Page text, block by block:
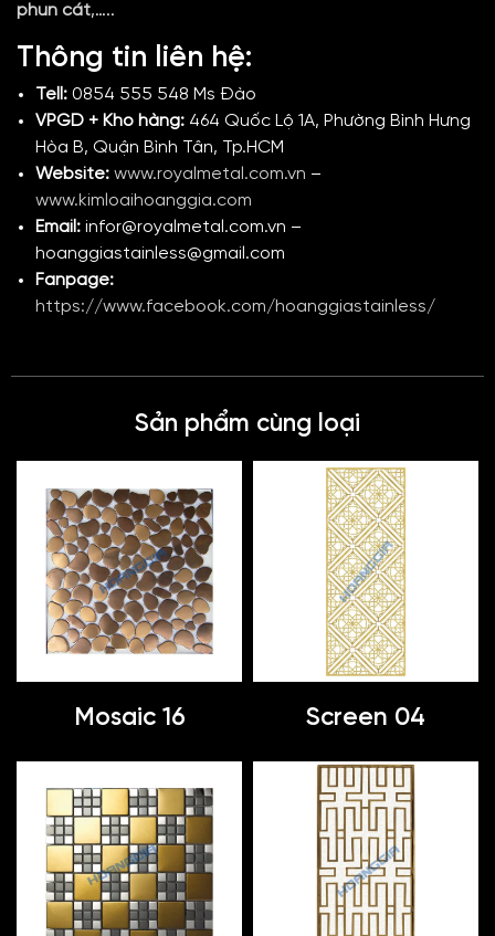
phun cát,…..
Thông tin liên hệ:
Tell: 0854 555 548 Ms Đào
VPGD + Kho hàng: 464 Quốc Lộ 1A, Phường Bình Hưng
Hòa B, Quận Bình Tân, Tp.HCM
Website: www.royalmetal.com.vn –
www.kimloaihoanggia.com
Email: infor@royalmetal.com.vn –
hoanggiastainless@gmail.com
Fanpage:
https://www.facebook.com/hoanggiastainless/
Sản phẩm cùng loại
Mosaic 16 Screen 04